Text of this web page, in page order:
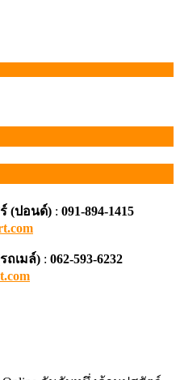
(ปอนด์) : 091-894-1415
ถเมล์) : 062-593-6232